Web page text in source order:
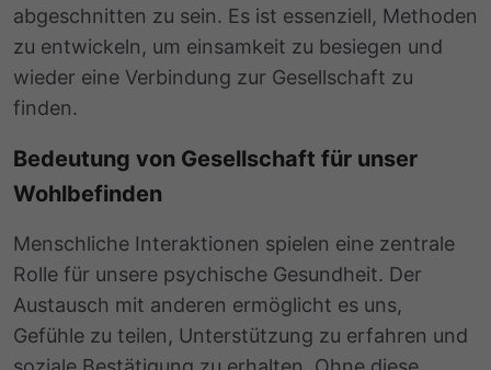
abgeschnitten zu sein. Es ist essenziell, Methoden
zu entwickeln, um einsamkeit zu besiegen und
wieder eine Verbindung zur Gesellschaft zu
finden.
Bedeutung von Gesellschaft für unser
Wohlbefinden
Menschliche Interaktionen spielen eine zentrale
Rolle für unsere psychische Gesundheit. Der
Austausch mit anderen ermöglicht es uns,
Gefühle zu teilen, Unterstützung zu erfahren und